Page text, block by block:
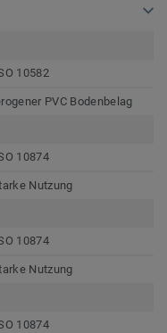
10582
PVC Bodenbelag
10874
Nutzung
10874
Nutzung
10874